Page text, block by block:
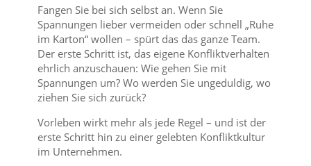
Fangen Sie bei sich selbst an. Wenn Sie
Spannungen lieber vermeiden oder schnell „Ruhe
im Karton“ wollen – spürt das das ganze Team.
Der erste Schritt ist, das eigene Konfliktverhalten
ehrlich anzuschauen: Wie gehen Sie mit
Spannungen um? Wo werden Sie ungeduldig, wo
ziehen Sie sich zurück?
Vorleben wirkt mehr als jede Regel – und ist der
erste Schritt hin zu einer gelebten Konfliktkultur
im Unternehmen.